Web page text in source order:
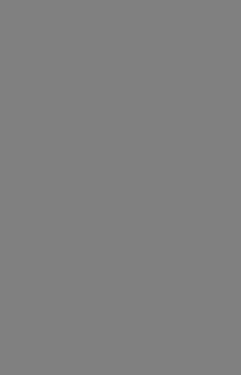
foarte